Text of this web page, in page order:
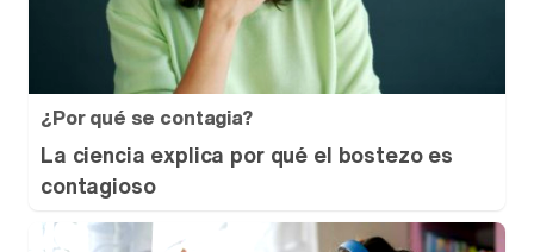
¿Por qué se contagia?
La ciencia explica por qué el bostezo es
contagioso